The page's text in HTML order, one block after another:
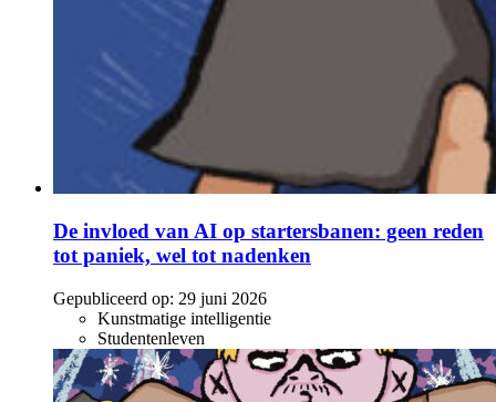
De invloed van AI op startersbanen: geen reden
tot paniek, wel tot nadenken
Gepubliceerd op: 29 juni 2026
Kunstmatige intelligentie
Studentenleven